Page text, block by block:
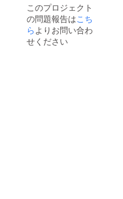
このプロジェクト
の問題報告はこち
ら よりお問い合わ
せください